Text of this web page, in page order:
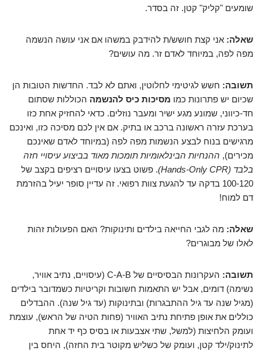
שומעים "קליק" קטן. זה בסדר.
שאלה: אני קצת חושש/ת להידבק במשהו אם אני עושה הנשמה
מפה לפה, במיוחד לאדם זר. מה עושים?
תשובה: חשש לגיטימי לחלוטין, ואתם לא לבד. החדשות הטובות הן
שכיום יש פתרונות כמו מסיכות כיס להנשמה הכוללות שסתום
חד-כיווני, שמונע מגע ישיר ומעבר נוזלים. כדאי להחזיק אחת כזו
בערכת עזרה ראשונה ברכב או בתיק. אם אין לכם מסיכה כזו, ואינכם
מרגישים בנוח לבצע הנשמות מפה לפה (במיוחד לאדם שאינכם
מכירים), ההנחיות הבינלאומיות תומכות מאוד בביצוע עיסויי חזה
בלבד (Hands-Only CPR)
. פשוט בצעו עיסויים רציפים בקצב של
100-120 בדקה עד להגעת צוות רפואי. זה עדיין סופר יעיל בהזרמת
דם למוח!
שאלה: מה לגבי החייאה בילדים ותינוקות? האם הפעולות זהות
לאלו של מבוגרים?
תשובה:
העקרונות הבסיסיים של C-A-B (עיסויים, נתיב אוויר,
נשימה) דומים, אבל יש התאמות חשובות וקריטיות כשמדובר בילדים
(מגיל שנה עד גיל ההתבגרות) ובתינוקות (עד גיל שנה). ההבדלים
כוללים את אופן פתיחת נתיב האוויר (פחות הטיה של הראש), עוצמת
ועומק הלחיצות (למשל, שתי אצבעות או בסיס כף יד אחת
לתינוק/ילד קטן, ועומק של כשליש מקוטר בית החזה), היחס בין